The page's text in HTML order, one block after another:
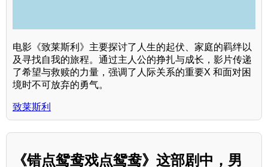
电影《致莱斯利》主要探讨了人生的起伏、家庭的羁绊以
及寻找自我的旅程。通过主人公的挣扎与成长，影片传递
了希望与救赎的力量，强调了人际关系的重要X 和面对困
境时不可放弃的勇气。
致莱斯利
《错点鸳鸯戏点鸳鸯》这部剧中，男